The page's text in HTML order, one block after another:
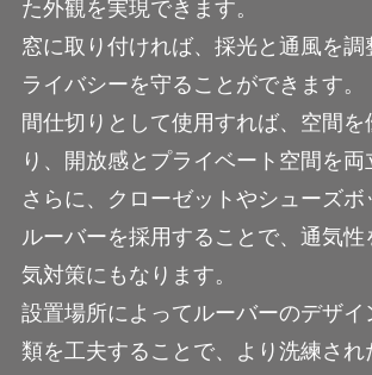
た外観を実現できます。
窓に取り付ければ、採光と通風を調
ライバシーを守ることができます。
間仕切りとして使用すれば、空間を
り、開放感とプライベート空間を両
さらに、クローゼットやシューズボ
ルーバーを採用することで、通気性
気対策にもなります。
設置場所によってルーバーのデザイ
類を工夫することで、より洗練され